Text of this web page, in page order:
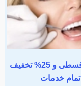
پرداخت قسطی و 25% تخفیف
تمام خدمات